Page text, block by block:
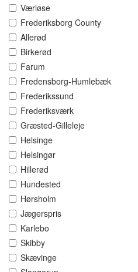
Værløse
Frederiksborg County
Allerød
Birkerød
Farum
Fredensborg-Humlebæk
Frederikssund
Frederiksværk
Græsted-Gilleleje
Helsinge
Helsingør
Hillerød
Hundested
Hørsholm
Jægerspris
Karlebo
Skibby
Skævinge